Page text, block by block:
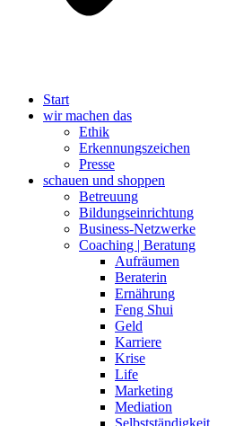
Start
wir machen das
Ethik
Erkennungszeichen
Presse
schauen und shoppen
Betreuung
Bildungseinrichtung
Business-Netzwerke
Coaching | Beratung
Aufräumen
Beraterin
Ernährung
Feng Shui
Geld
Karriere
Krise
Life
Marketing
Mediation